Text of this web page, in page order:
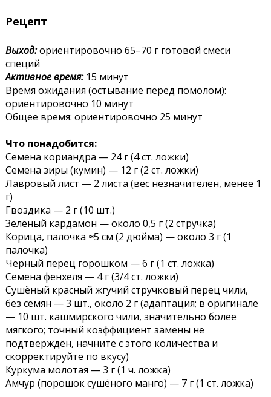
Рецепт
Выход:ориентировочно 65–70 г готовой смеси
специй
Активное время: 15 минут
Время ожидания (остывание перед помолом):
ориентировочно 10 минут
Общее время: ориентировочно 25 минут
Что понадобится:
Семена кориандра — 24 г (4 ст. ложки)
Семена зиры (кумин) — 12 г (2 ст. ложки)
Лавровый лист — 2 листа (вес незначителен, менее 1
г)
Гвоздика — 2 г (10 шт.)
Зелёный кардамон — около 0,5 г (2 стручка)
Корица, палочка ≈5 см (2 дюйма) — около 3 г (1
палочка)
Чёрный перец горошком — 6 г (1 ст. ложка)
Семена фенхеля — 4 г (3/4 ст. ложки)
Сушёный красный жгучий стручковый перец чили,
без семян — 3 шт., около 2 г (адаптация; в оригинале
— 10 шт. кашмирского чили, значительно более
мягкого; точный коэффициент замены не
подтверждён, начните с этого количества и
скорректируйте по вкусу)
Куркума молотая — 3 г (1 ч. ложка)
Амчур (порошок сушёного манго) — 7 г (1 ст. ложка)